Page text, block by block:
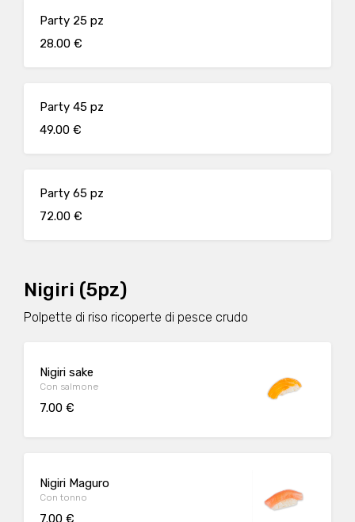
Party 25 pz
28.00 €
Party 45 pz
49.00 €
Party 65 pz
72.00 €
Nigiri (5pz)
Polpette di riso ricoperte di pesce crudo
Nigiri sake
Con salmone
7.00 €
Nigiri Maguro
Con tonno
7.00 €